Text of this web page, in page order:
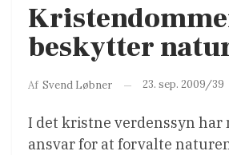
beskytter
Af Svend Løbner 23. sep. 2009/39
I det kristne verdenssyn har
ansvar for at forvalte